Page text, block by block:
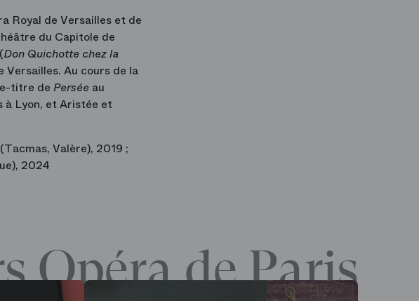
Royal de Versailles et de
du Capitole de
Don Quichotte chez la
Versailles. Au cours de la
titre de Persée au
à Lyon, et Aristée et
(Tacmas, Valère), 2019 ;
2024
Opéra de Paris